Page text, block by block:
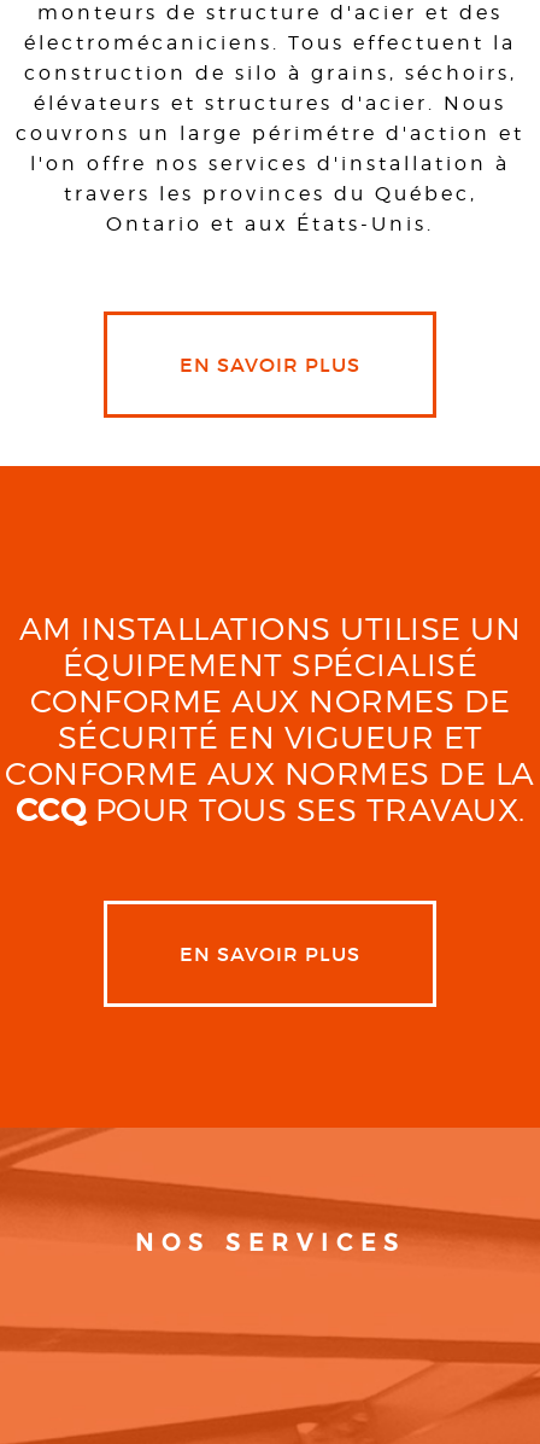
monteurs de structure d'acier et des
électromécaniciens. Tous effectuent la
construction de silo à grains, séchoirs,
élévateurs et structures d'acier. Nous
couvrons un large périmétre d'action et
l'on offre nos services d'installation à
travers les provinces du Québec,
Ontario et aux États-Unis.
EN SAVOIR PLUS
AM INSTALLATIONS UTILISE UN
ÉQUIPEMENT SPÉCIALISÉ
CONFORME AUX NORMES DE
SÉCURITÉ EN VIGUEUR ET
CONFORME AUX NORMES DE LA
CCQPOUR TOUS SES TRAVAUX.
EN SAVOIR PLUS
NOS SERVICES